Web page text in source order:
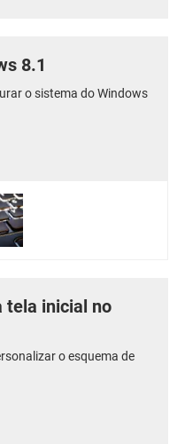
8.1
o sistema do Windows
tela inicial no
o esquema de